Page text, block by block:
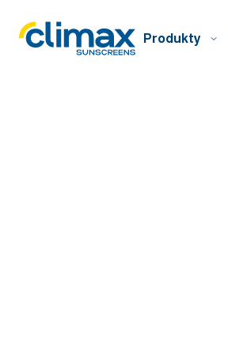
Produkty